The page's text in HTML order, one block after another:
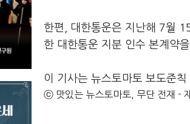
한편, 대한통운은 지난해 7월
한 대한통운 지분 인수 본계약
이 기사는 뉴스토마토 보도준
ⓒ 맛있는 뉴스토마토, 무단 전재 -